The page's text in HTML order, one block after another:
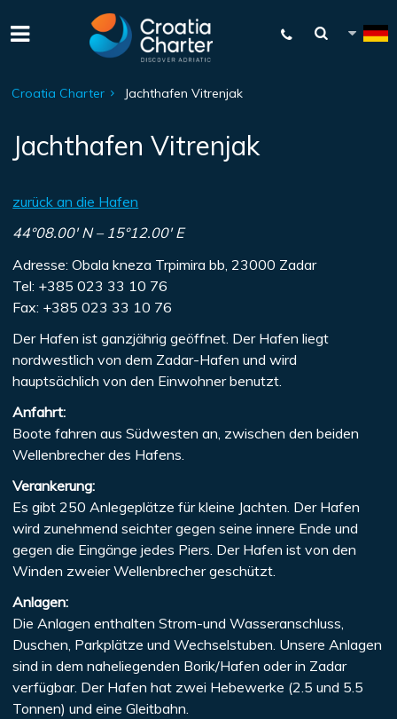
Croatia Charter Jachthafen Vitrenjak
Jachthafen Vitrenjak
zurück an die Hafen
44°08.00′ N – 15°12.00′ E
Adresse: Obala kneza Trpimira bb, 23000 Zadar
Tel: +385 023 33 10 76
Fax: +385 023 33 10 76
Der Hafen ist ganzjährig geöffnet. Der Hafen liegt
nordwestlich von dem Zadar-Hafen und wird
hauptsächlich von den Einwohner benutzt.
Anfahrt:
Boote fahren aus Südwesten an, zwischen den beiden
Wellenbrecher des Hafens.
Verankerung:
Es gibt 250 Anlegeplätze für kleine Jachten. Der Hafen
wird zunehmend seichter gegen seine innere Ende und
gegen die Eingänge jedes Piers. Der Hafen ist von den
Winden zweier Wellenbrecher geschützt.
Anlagen:
Die Anlagen enthalten Strom-und Wasseranschluss,
Duschen, Parkplätze und Wechselstuben. Unsere Anlagen
sind in dem naheliegenden Borik/Hafen oder in Zadar
verfügbar. Der Hafen hat zwei Hebewerke (2.5 und 5.5
Tonnen) und eine Gleitbahn.